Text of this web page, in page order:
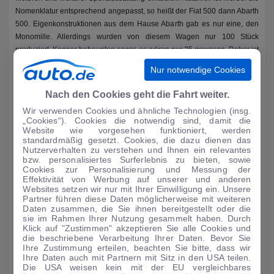
Nomenklatur entsprechend angepasst, so heißt der Fiat 500 dann Abarth
500. Eigenkonstruktionen aus dem Hause Abarth gab es nur eine, den
Monomille. Allerdings wurden von diesem Wagen nur 100 Stück
produziert. Kenner behaupten sogar, es wären nur 25 gewesen. Daher ist
dieses Auto nur sehr schwer auf dem freien Oldtimer-Markt zu finden.
Design, Komfort und Sicherheit der Marke
Grundsätzlich werden die Modelle von Abarth als Rennsport- und
Straßen-Modelle angeboten. Grundsätzlich unterscheidet sich das
Außendesign nicht von der Linienführung der zu Grunde liegenden Fiat-
Fahrzeuge. Änderungen gegenüber dem Basis-Modell sind eher in den
Details zu sehen, beispielsweise bei den Rädern oder der Lackierung.
Auch sind bei den Sport-Modellen oft Flossen oder Spoiler angebracht,
um den sportlichen Charakter zu unterstreichen. In Bezug auf die
Sicherheit sind die Neuwagen sowie aktuellen Gebrauchtwagen
gleichwertig oder teilweise sogar besser aufgestellt als die
Basisfahrzeuge. Beim Komfort ist dies ebenfalls der Fall. Weiterhin ist die
Motorleistung entsprechend des Images der Marke gesteigert.
Gebrauchtwagen und Neuwagen von Abarth – Kits
Nur notwendige Cookies
Nach den Cookies geht die Fahrt weiter.
Wir verwenden Cookies und ähnliche Technologien (insg.
„Cookies“). Cookies die notwendig sind, damit die
Website wie vorgesehen funktioniert, werden
standardmäßig gesetzt. Cookies, die dazu dienen das
Nutzerverhalten zu verstehen und Ihnen ein relevantes
bzw. personalisiertes Surferlebnis zu bieten, sowie
Cookies zur Personalisierung und Messung der
Effektivität von Werbung auf unserer und anderen
Websites setzen wir nur mit Ihrer Einwilligung ein. Unsere
Partner führen diese Daten möglicherweise mit weiteren
Daten zusammen, die Sie ihnen bereitgestellt oder die
sie im Rahmen Ihrer Nutzung gesammelt haben. Durch
Klick auf "Zustimmen" akzeptieren Sie alle Cookies und
die beschriebene Verarbeitung Ihrer Daten. Bevor Sie
Ihre Zustimmung erteilen, beachten Sie bitte, dass wir
Ihre Daten auch mit Partnern mit Sitz in den USA teilen.
Die USA weisen kein mit der EU vergleichbares